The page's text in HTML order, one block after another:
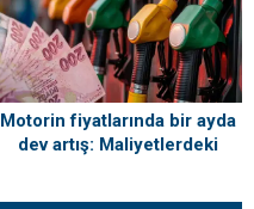
Motorin fiyatlarında bir ayda
dev artış: Maliyetlerdeki